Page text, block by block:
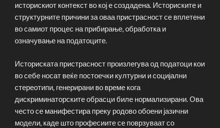
историскиот контекст во кој е создадена. Историските и
структурните причини за оваа пристрасност се вплетени
во самиот процес на прибирање, обработка и
означување на податоците.
Историската пристрасност произлегува од податоци кои
во себе носат веќе постоечки културни и социјални
стереотипи, генерирани во време кога
дискриминаторските обрасци биле нормализирани. Ова
често се манифестира преку родово обоени јазични
модели, каде што професиите се поврзуваат со